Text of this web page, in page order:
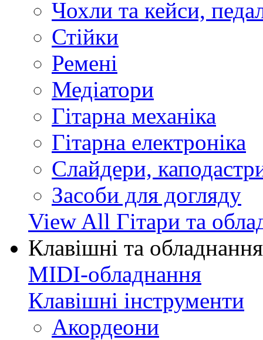
Чохли та кейси,
Стійки
Ремені
Медіатори
Гітарна механіка
Гітарна електроніка
Слайдери,
Засоби для догляду
View All Гітари та
Клавішні та обладнання
MIDI-обладнання
Клавішні інструменти
Акордеони